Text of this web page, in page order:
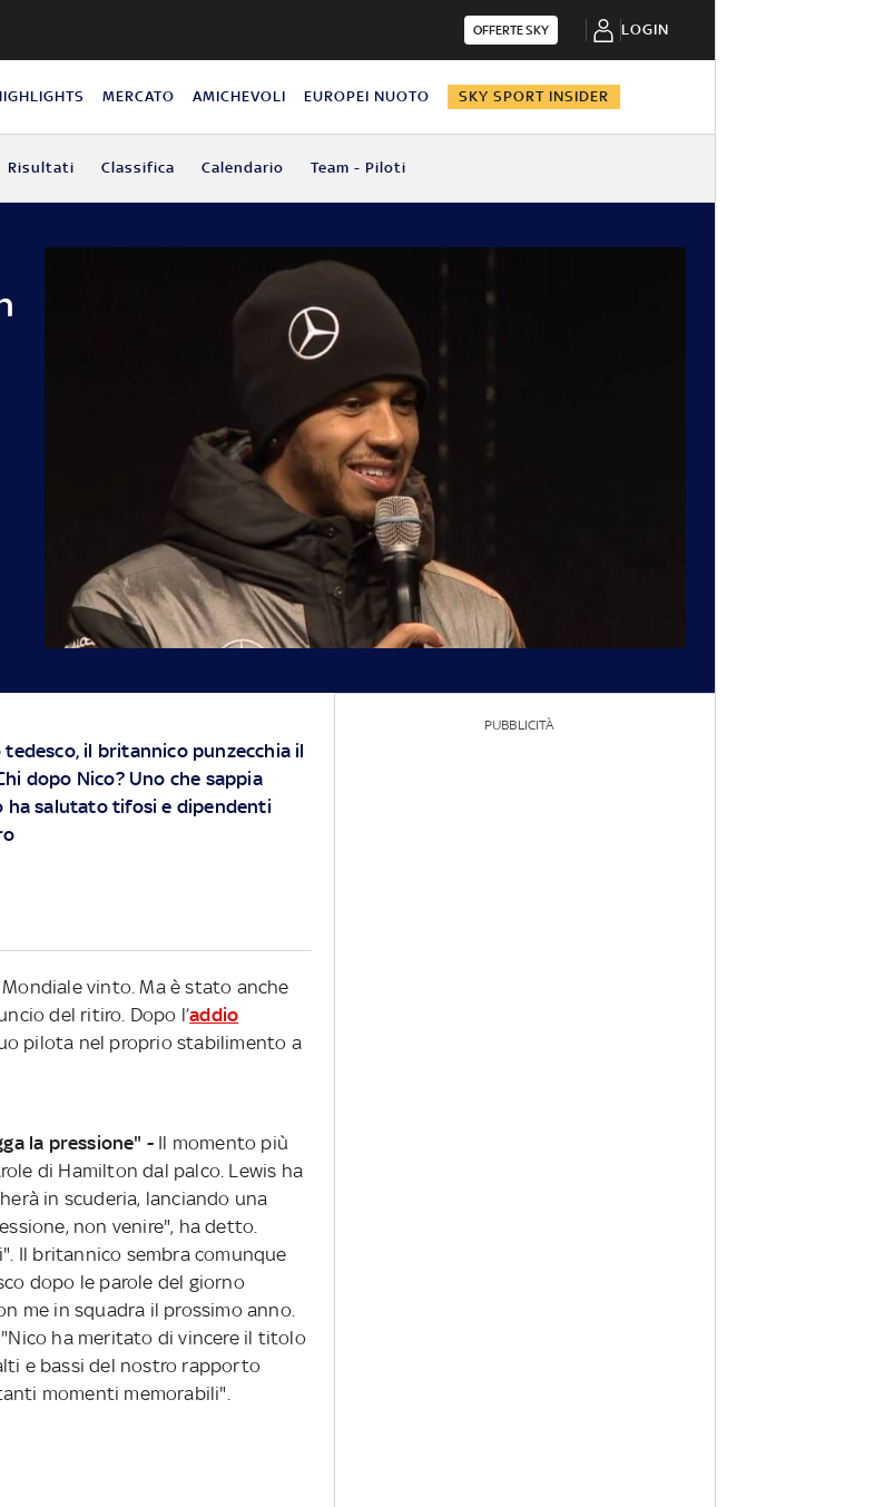
OFFERTE SKY LOGIN
MERCATO AMICHEVOLI EUROPEI NUOTO SKY SPORT INSIDER
Risultati Classifica Calendario Team - Piloti
il britannico punzecchia il
dopo Nico? Uno che sappia
ha salutato tifosi e dipendenti
vinto. Ma è stato anche
del ritiro. Dopo l’addio
pilota nel proprio stabilimento a
la pressione" - Il momento più
di Hamilton dal palco. Lewis ha
in scuderia, lanciando una
non venire", ha detto.
Il britannico sembra comunque
dopo le parole del giorno
me in squadra il prossimo anno.
ha meritato di vincere il titolo
e bassi del nostro rapporto
momenti memorabili".
PUBBLICITÀ